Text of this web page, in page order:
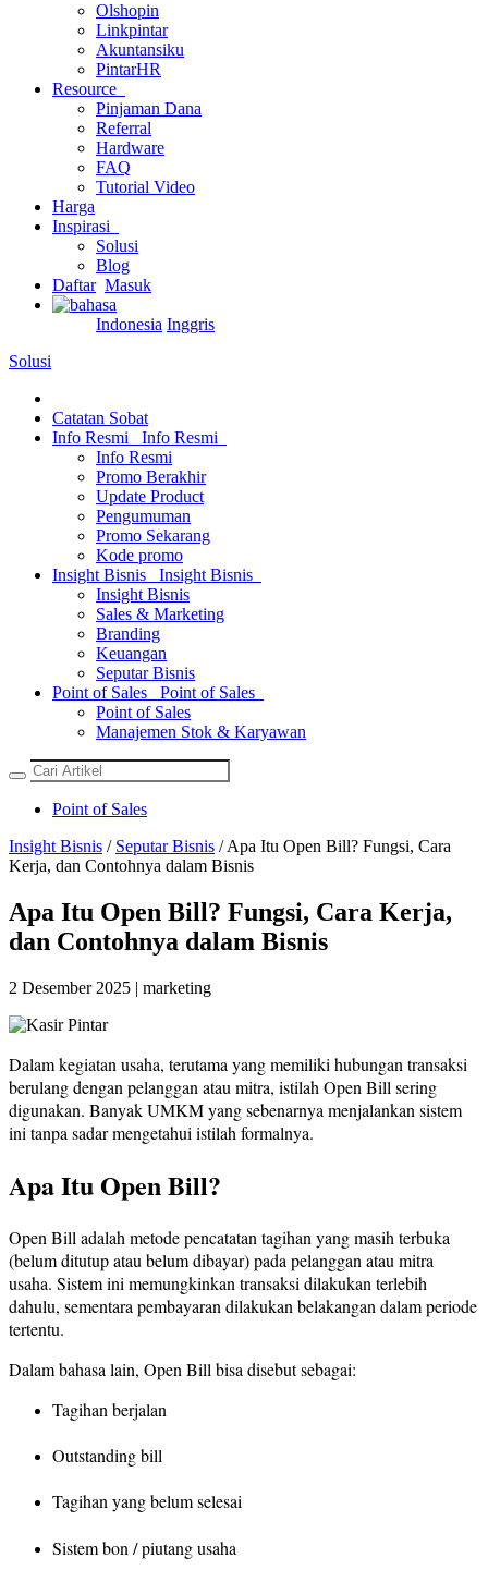
Olshopin
Linkpintar
Akuntansiku
PintarHR
Resource
Pinjaman Dana
Referral
Hardware
FAQ
Tutorial Video
Harga
Inspirasi
Solusi
Blog
Daftar Masuk
Indonesia Inggris
Solusi
Catatan Sobat
Info Resmi
Info Resmi
Info Resmi
Promo Berakhir
Update Product
Pengumuman
Promo Sekarang
Kode promo
Insight Bisnis
Insight Bisnis
Insight Bisnis
Sales & Marketing
Branding
Keuangan
Seputar Bisnis
Point of Sales
Point of Sales
Point of Sales
Manajemen Stok & Karyawan
Point of Sales
Insight Bisnis / Seputar Bisnis / Apa Itu Open Bill? Fungsi, Cara
Kerja, dan Contohnya dalam Bisnis
Apa Itu Open Bill? Fungsi, Cara Kerja,
dan Contohnya dalam Bisnis
2 Desember 2025 | marketing
Dalam kegiatan usaha, terutama yang memiliki hubungan transaksi
berulang dengan pelanggan atau mitra, istilah Open Bill sering
digunakan. Banyak UMKM yang sebenarnya menjalankan sistem
ini tanpa sadar mengetahui istilah formalnya.
Apa Itu Open Bill?
Open Bill adalah metode pencatatan tagihan yang masih terbuka
(belum ditutup atau belum dibayar) pada pelanggan atau mitra
usaha. Sistem ini memungkinkan transaksi dilakukan terlebih
dahulu, sementara pembayaran dilakukan belakangan dalam periode
tertentu.
Dalam bahasa lain, Open Bill bisa disebut sebagai:
Tagihan berjalan
Outstanding bill
Tagihan yang belum selesai
Sistem bon / piutang usaha